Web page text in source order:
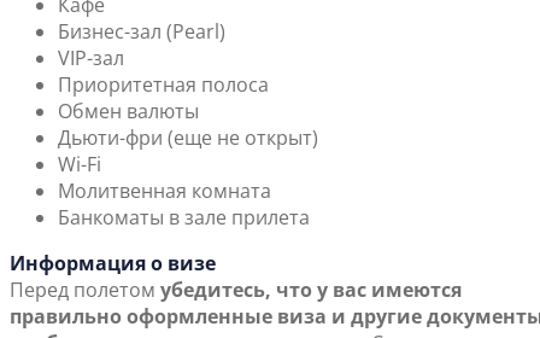
Кафе
Бизнес-зал (Pearl)
VIP-зал
Приоритетная полоса
Обмен валюты
Дьюти-фри (еще не открыт)
Wi-Fi
Молитвенная комната
Банкоматы в зале прилета
Информация о визе
Перед полетом убедитесь, что у вас имеются
правильно оформленные виза и другие